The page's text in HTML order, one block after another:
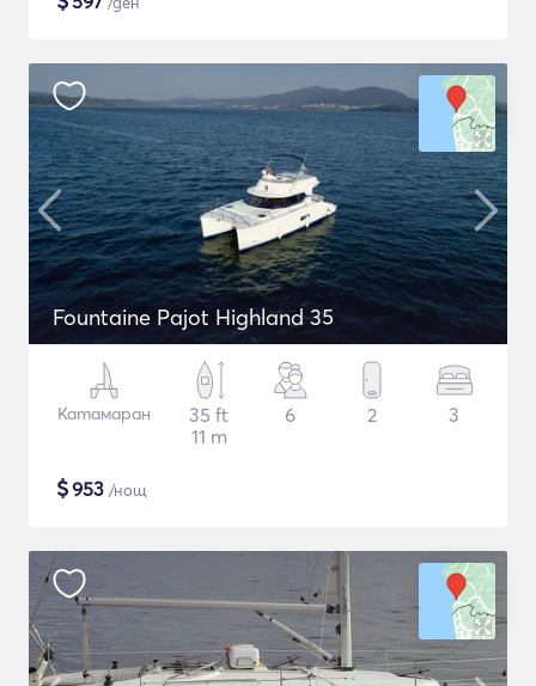
Fountaine Pajot Highland 35
Катамаран
35 ft
11 m
6 2 3
$953 /нощ